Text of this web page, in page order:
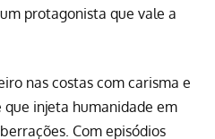
protagonista que vale a
nas costas com carisma e
injeta humanidade em
Com episódios